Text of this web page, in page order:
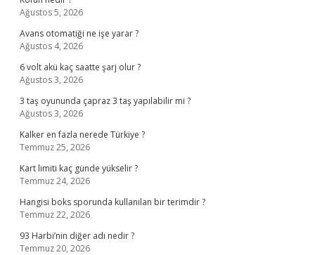
Ağustos 5, 2026
Avans otomatiği ne işe yarar ?
Ağustos 4, 2026
6 volt akü kaç saatte şarj olur ?
Ağustos 3, 2026
3 taş oyununda çapraz 3 taş yapılabilir mi ?
Ağustos 3, 2026
Kalker en fazla nerede Türkiye ?
Temmuz 25, 2026
Kart limiti kaç günde yükselir ?
Temmuz 24, 2026
Hangisi boks sporunda kullanılan bir terimdir ?
Temmuz 22, 2026
93 Harbi’nin diğer adı nedir ?
Temmuz 20, 2026